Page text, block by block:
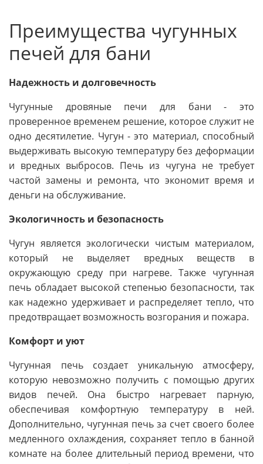
Преимущества чугунных
печей для бани
Надежность и долговечность
Чугунные дровяные печи для бани - это
проверенное временем решение, которое служит не
одно десятилетие. Чугун - это материал, способный
выдерживать высокую температуру без деформации
и вредных выбросов. Печь из чугуна не требует
частой замены и ремонта, что экономит время и
деньги на обслуживание.
Экологичность и безопасность
Чугун является экологически чистым материалом,
который не выделяет вредных веществ в
окружающую среду при нагреве. Также чугунная
печь обладает высокой степенью безопасности, так
как надежно удерживает и распределяет тепло, что
предотвращает возможность возгорания и пожара.
Комфорт и уют
Чугунная печь создает уникальную атмосферу,
которую невозможно получить с помощью других
видов печей. Она быстро нагревает парную,
обеспечивая комфортную температуру в ней.
Дополнительно, чугунная печь за счет своего более
медленного охлаждения, сохраняет тепло в банной
комнате на более длительный период времени, что